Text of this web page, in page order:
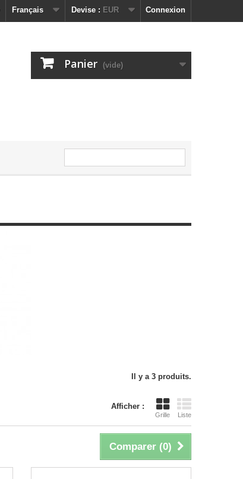
Connexion
Devise : EUR
Français
Panier (vide)
Il y a 3 produits.
Afficher :
Grille Liste
Comparer (0)